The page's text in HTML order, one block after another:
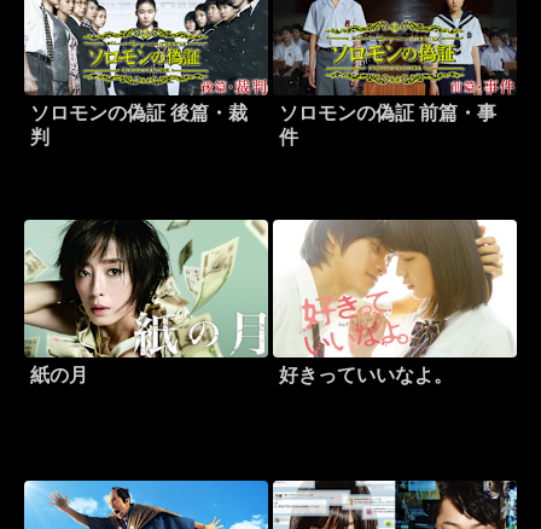
ソロモンの偽証 後篇・裁
判
ソロモンの偽証 前篇・事
件
紙の月 好きっていいなよ。